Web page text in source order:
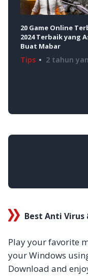
20 Game Online
2024 Terbaik yang
Buat Mabar
Tips 2 tahun
Best Anti Virus
Play your favorite
your Windows
Download and